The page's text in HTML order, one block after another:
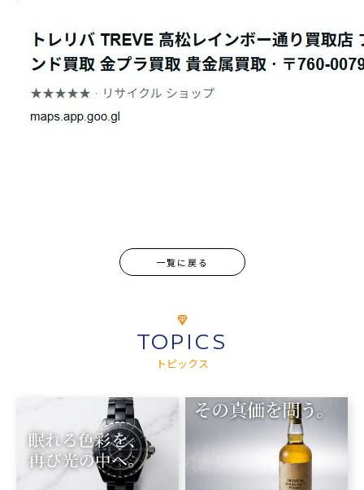
一覧に戻る
TOPICS
トピックス